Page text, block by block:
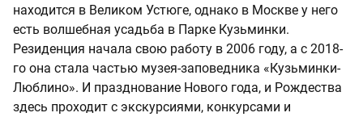
находится в Великом Устюге, однако в Москве у него
есть волшебная усадьба в Парке Кузьминки.
Резиденция начала свою работу в 2006 году, а с 2018-
го она стала частью музея-заповедника «Кузьминки-
Люблино». И празднование Нового года, и Рождества
здесь проходит с экскурсиями, конкурсами и